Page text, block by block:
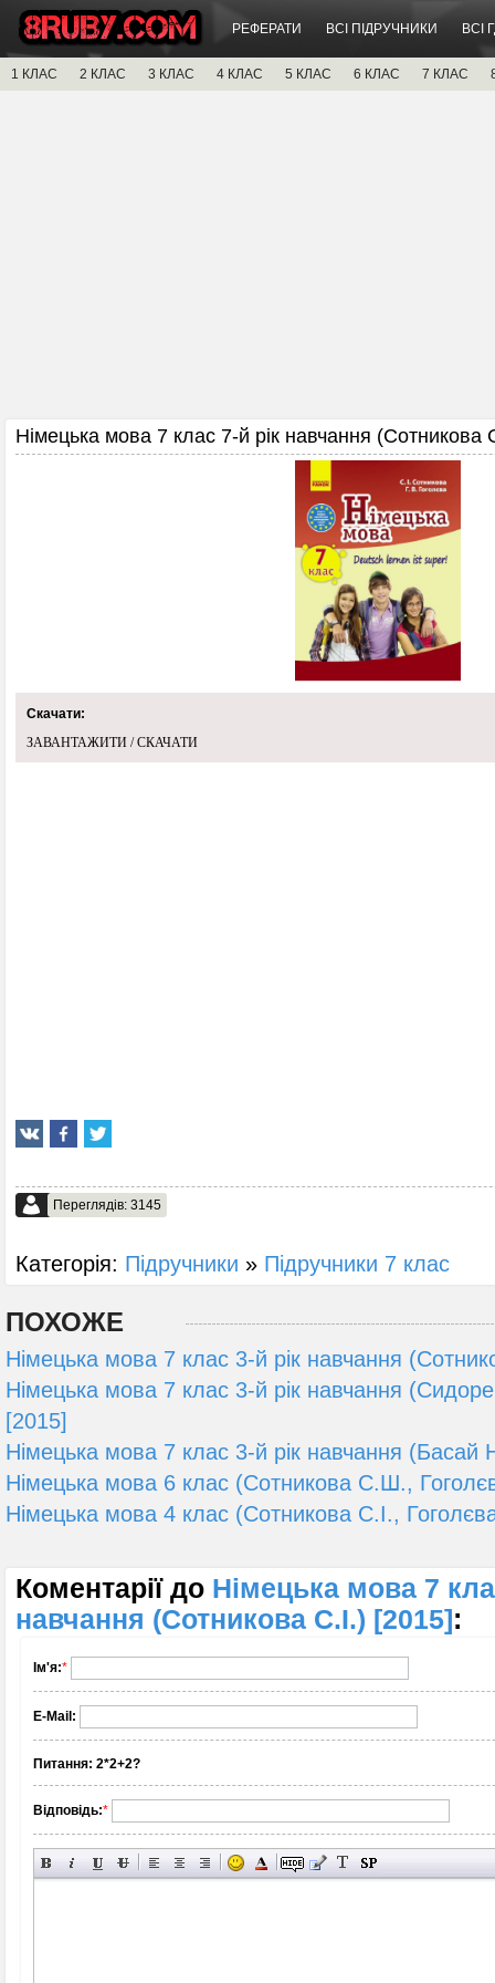
РЕФЕРАТИ ВСІ ПІДРУЧНИКИ ВСІ
1 КЛАС 2 КЛАС 3 КЛАС 4 КЛАС 5 КЛАС 6 КЛАС 7 КЛАС
Німецька мова 7 клас 7-й рік навчання (Сотникова
Скачати:
ЗАВАНТАЖИТИ / СКАЧАТИ
Переглядів: 3145
Категорія: Підручники » Підручники 7 клас
ПОХОЖЕ
Німецька мова 7 клас 3-й рік навчання
Німецька мова 7 клас 3-й рік навчання
[2015]
Німецька мова 7 клас 3-й рік навчання
Німецька мова 6 клас (Сотникова С.Ш.,
Німецька мова 4 клас (Сотникова С.І.,
Коментарії до Німецька мова 7
навчання (Сотникова С.І.) [2015] :
Ім'я:*
E-Mail:
Питання: 2*2+2?
Відповідь:*